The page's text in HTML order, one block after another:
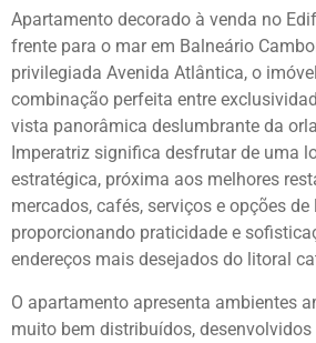
Apartamento decorado à venda no
frente para o mar em Balneário
privilegiada Avenida Atlântica, o
combinação perfeita entre
vista panorâmica deslumbrante da
Imperatriz significa desfrutar de uma
estratégica, próxima aos melhores
mercados, cafés, serviços e opções de
proporcionando praticidade e
endereços mais desejados do litoral
O apartamento apresenta ambientes
muito bem distribuídos, desenvolvidos